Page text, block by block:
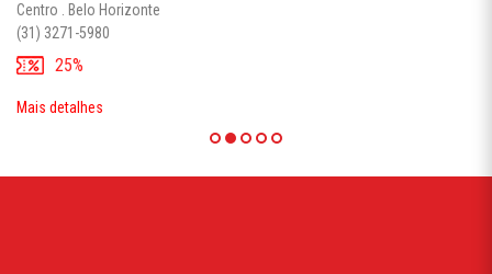
Centro . Belo Horizonte
(31) 3271-5980
25%
Mais detalhes